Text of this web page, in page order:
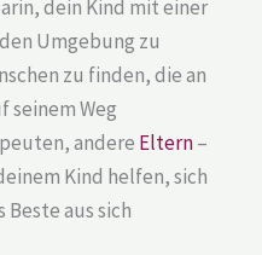
dein Kind mit einer
Umgebung zu
zu finden, die an
seinem Weg
andere Eltern–
Kind helfen, sich
aus sich